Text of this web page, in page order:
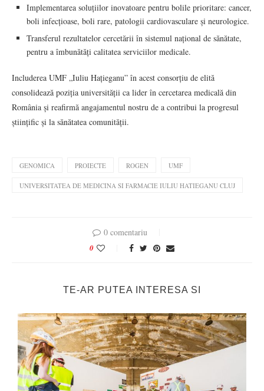
Implementarea soluțiilor inovatoare pentru bolile prioritare: cancer,
boli infecțioase, boli rare, patologii cardiovasculare și neurologice.
Transferul rezultatelor cercetării în sistemul național de sănătate,
pentru a îmbunătăți calitatea serviciilor medicale.
Includerea UMF „Iuliu Hațieganu” în acest consorțiu de elită
consolidează poziția universității ca lider în cercetarea medicală din
România și reafirmă angajamentul nostru de a contribui la progresul
științific și la sănătatea comunității.
GENOMICA PROIECTE ROGEN UMF
UNIVERSITATEA DE MEDICINA SI FARMACIE IULIU HATIEGANU CLUJ
0 comentariu
0
TE-AR PUTEA INTERESA SI